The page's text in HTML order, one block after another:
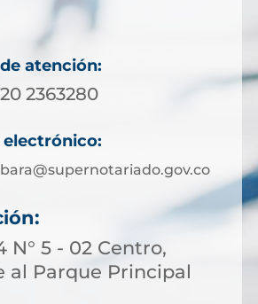
atención:
2363280
electrónico:
N° 5 - 02 Centro,
al Parque Principal